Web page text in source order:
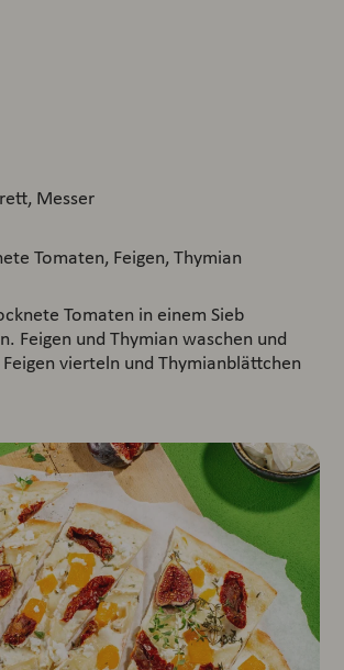
Messer
Tomaten, Feigen, Thymian
Tomaten in einem Sieb
Feigen und Thymian waschen und
vierteln und Thymianblättchen